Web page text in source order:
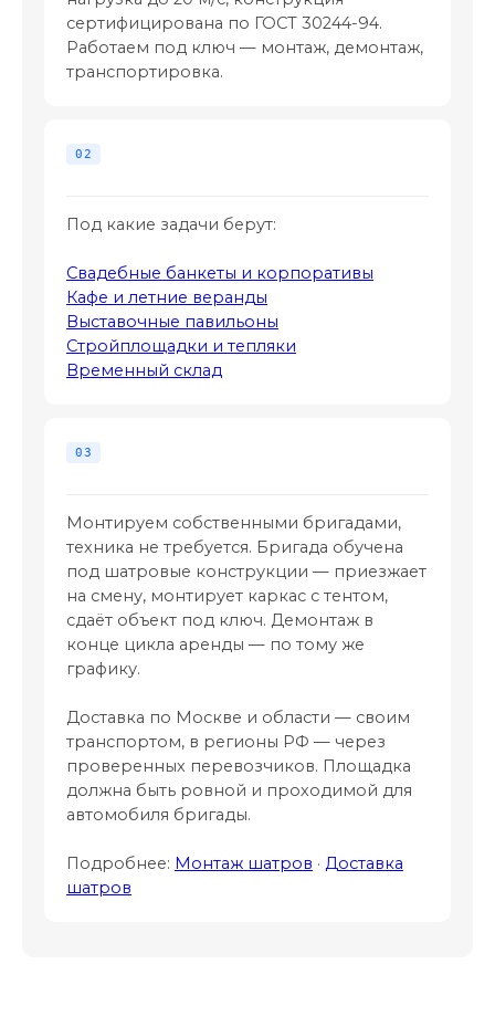
сертифицирована по ГОСТ 30244-94.
Работаем под ключ — монтаж, демонтаж,
транспортировка.
Под какие задачи берут:
Свадебные банкеты и корпоративы
Кафе и летние веранды
Выставочные павильоны
Стройплощадки и тепляки
Временный склад
Монтируем собственными бригадами,
техника не требуется. Бригада обучена
под шатровые конструкции — приезжает
на смену, монтирует каркас с тентом,
сдаёт объект под ключ. Демонтаж в
конце цикла аренды — по тому же
графику.
Доставка по Москве и области — своим
транспортом, в регионы РФ — через
проверенных перевозчиков. Площадка
должна быть ровной и проходимой для
автомобиля бригады.
Подробнее: Монтаж шатров · Доставка
шатров